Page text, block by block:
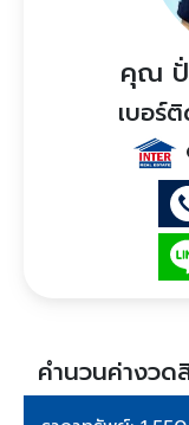
คุณ ปั่
เบอร์
คำนวนค่างวด